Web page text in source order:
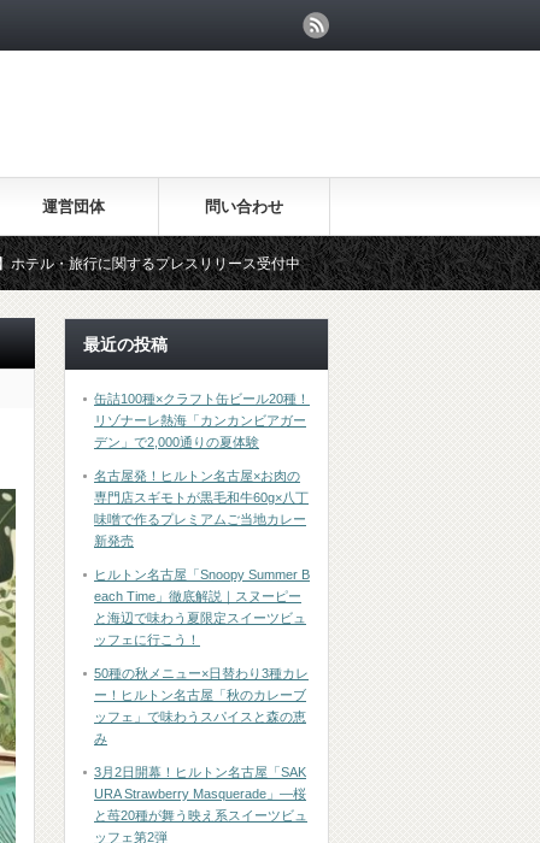
運営団体 問い合わせ
するプレスリリース受付中
最近の投稿
缶詰100種×クラフト缶ビール20種！
リゾナーレ熱海「カンカンビアガー
デン」で2,000通りの夏体験
名古屋発！ヒルトン名古屋×お肉の
専門店スギモトが黒毛和牛60g×八丁
味噌で作るプレミアムご当地カレー
新発売
ヒルトン名古屋「Snoopy Summer B
each Time」徹底解説｜スヌーピー
と海辺で味わう夏限定スイーツビュ
ッフェに行こう！
50種の秋メニュー×日替わり3種カレ
ー！ヒルトン名古屋「秋のカレーブ
ッフェ」で味わうスパイスと森の恵
み
3月2日開幕！ヒルトン名古屋「SAK
URA Strawberry Masquerade」―桜
と苺20種が舞う映え系スイーツビュ
ッフェ第2弾